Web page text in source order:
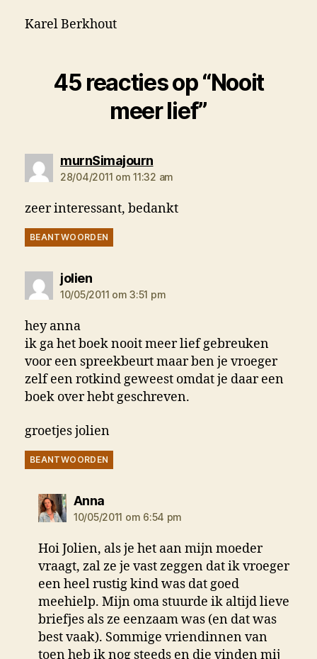
Karel Berkhout
45 reacties op “Nooit
meer lief”
murnSimajournzegt:
28/04/2011 om 11:32 am
zeer interessant, bedankt
BEANTWOORDEN
jolienzegt:
10/05/2011 om 3:51 pm
hey anna
ik ga het boek nooit meer lief gebreuken
voor een spreekbeurt maar ben je vroeger
zelf een rotkind geweest omdat je daar een
boek over hebt geschreven.
groetjes jolien
BEANTWOORDEN
Annazegt:
10/05/2011 om 6:54 pm
Hoi Jolien, als je het aan mijn moeder
vraagt, zal ze je vast zeggen dat ik vroeger
een heel rustig kind was dat goed
meehielp. Mijn oma stuurde ik altijd lieve
briefjes als ze eenzaam was (en dat was
best vaak). Sommige vriendinnen van
toen heb ik nog steeds en die vinden mij